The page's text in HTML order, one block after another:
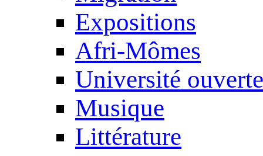
Expositions
Afri-Mômes
Université ouverte
Musique
Littérature